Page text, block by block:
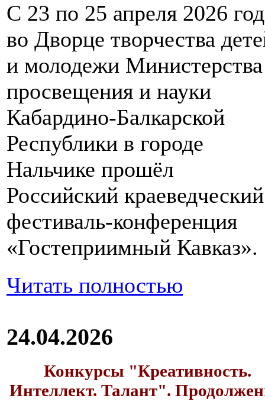
С 23 по 25 апреля 2026
во Дворце творчества
и молодежи Министерства
просвещения и науки
Кабардино-Балкарской
Республики в городе
Нальчике прошёл
Российский краеведческий
фестиваль-конференция
«Гостеприимный Кавказ».
Читать полностью
24.04.2026
Конкурсы "Креативность.
Интеллект. Талант".